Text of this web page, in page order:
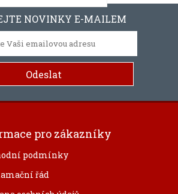
NOVINKY E-MAILEM
pro zákazníky
podmínky
řád